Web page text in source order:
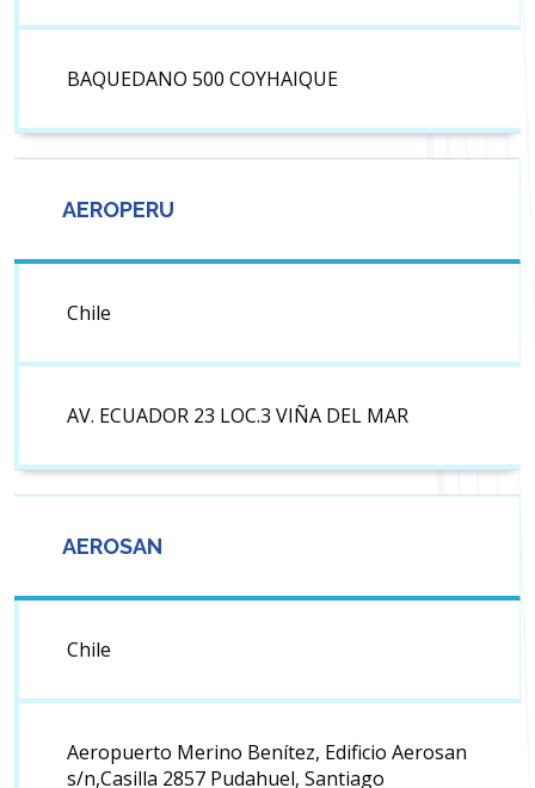
BAQUEDANO 500 COYHAIQUE
AEROPERU
Chile
AV. ECUADOR 23 LOC.3 VIÑA DEL MAR
AEROSAN
Chile
Aeropuerto Merino Benítez, Edificio Aerosan
s/n,Casilla 2857 Pudahuel, Santiago